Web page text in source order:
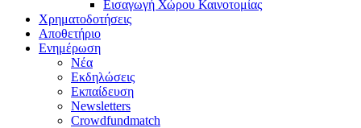
Εισαγωγή Χώρου Καινοτομίας
Χρηματοδοτήσεις
Αποθετήριο
Ενημέρωση
Νέα
Εκδηλώσεις
Εκπαίδευση
Newsletters
Crowdfundmatch